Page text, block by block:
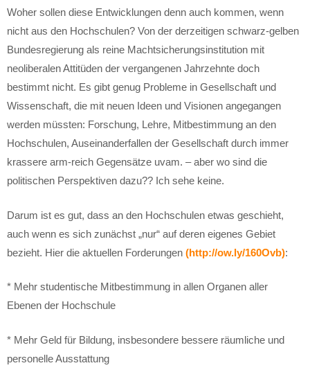
Woher sollen diese Entwicklungen denn auch kommen, wenn
nicht aus den Hochschulen? Von der derzeitigen schwarz-gelben
Bundesregierung als reine Machtsicherungsinstitution mit
neoliberalen Attitüden der vergangenen Jahrzehnte doch
bestimmt nicht. Es gibt genug Probleme in Gesellschaft und
Wissenschaft, die mit neuen Ideen und Visionen angegangen
werden müssten: Forschung, Lehre, Mitbestimmung an den
Hochschulen, Auseinanderfallen der Gesellschaft durch immer
krassere arm-reich Gegensätze uvam. – aber wo sind die
politischen Perspektiven dazu?? Ich sehe keine.
Darum ist es gut, dass an den Hochschulen etwas geschieht,
auch wenn es sich zunächst „nur“ auf deren eigenes Gebiet
bezieht. Hier die aktuellen Forderungen (http://ow.ly/160Ovb):
* Mehr studentische Mitbestimmung in allen Organen aller
Ebenen der Hochschule
* Mehr Geld für Bildung, insbesondere bessere räumliche und
personelle Ausstattung